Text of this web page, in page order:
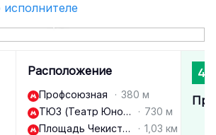
Расположение
Профсоюзная · 380 м
ТЮЗ (Театр Юного Зрителя)
· 730 м
Площадь Чекистов
· 1,03 км
4.9